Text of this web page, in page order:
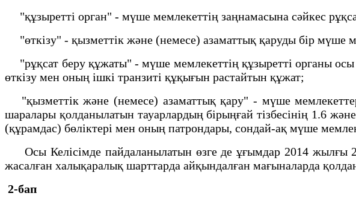
"құзыретті орган" - мүше мемлекеттің заңнамасына сәйкес
"өткізу" - қызметтік және (немесе) азаматтық қаруды бір мүше
"рұқсат беру құжаты" - мүше мемлекеттің құзыретті органы осы
өткізу мен оның ішкі транзиті құқығын растайтын құжат;
"қызметтік және (немесе) азаматтық қару" - мүше
шаралары қолданылатын тауарлардың бірыңғай тізбесінің 1.6
(құрамдас) бөліктері мен оның патрондары, сондай-ақ мүше
Осы Келісімде пайдаланылатын өзге де ұғымдар 2014 жылғы
жасалған халықаралық шарттарда айқындалған мағыналарда
2-бап